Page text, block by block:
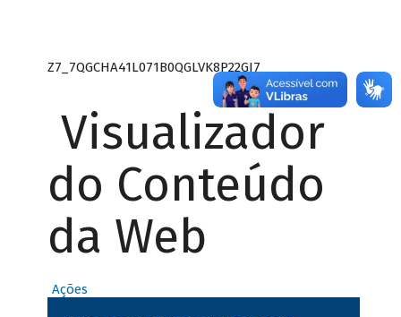
Z7_7QGCHA41L071B0QGLVK8P22GJ7
Visualizador
do Conteúdo
da Web
Ações